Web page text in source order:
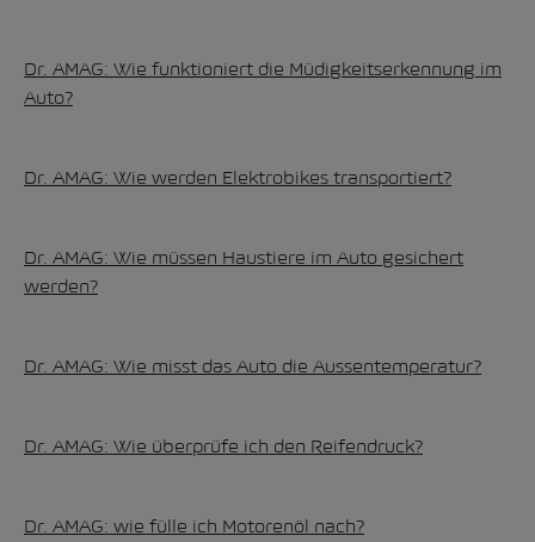
Dr. AMAG: Wie funktioniert die Müdigkeitserkennung im
Auto?
Dr. AMAG: Wie werden Elektrobikes transportiert?
Dr. AMAG: Wie müssen Haustiere im Auto gesichert
werden?
Dr. AMAG: Wie misst das Auto die Aussentemperatur?
Dr. AMAG: Wie überprüfe ich den Reifendruck?
Dr. AMAG: wie fülle ich Motorenöl nach?